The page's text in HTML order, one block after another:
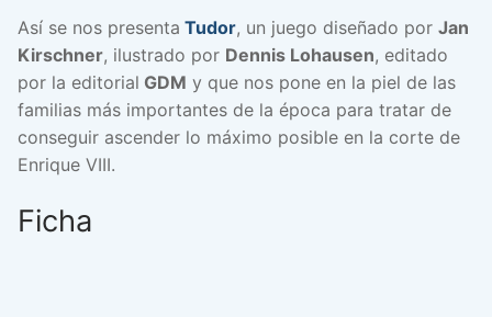
Así se nos presenta Tudor, un juego diseñado por Jan
Kirschner, ilustrado por Dennis Lohausen, editado
por la editorial GDM y que nos pone en la piel de las
familias más importantes de la época para tratar de
conseguir ascender lo máximo posible en la corte de
Enrique VIII.
Ficha